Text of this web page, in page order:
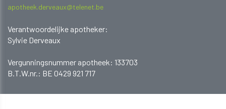
apotheek.derveaux@telenet.be
Verantwoordelijke apotheker:
Sylvie Derveaux
​​​​​​Vergunningsnummer apotheek: 133703
B.T.W.nr.: BE 0429 921 717